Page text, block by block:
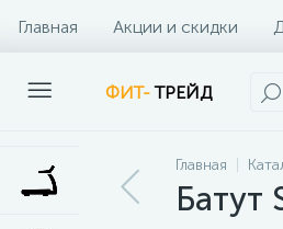
Главная Акции и скидки
Наши клиенты Контакты
ФИТ-ТРЕЙД
Главная
Батут